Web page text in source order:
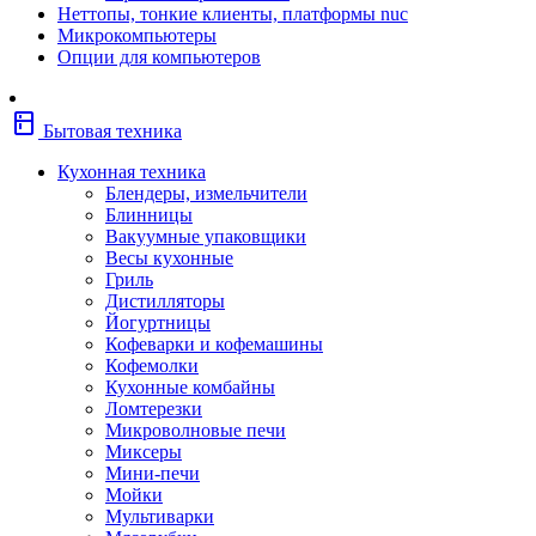
Фены
Щипцы
Электробритвы
Сушильные машины
Морозильные камеры
Плиты
Посудомоечные машины
Водонагреватели
Бойлеры
Встраиваемая техника
Варочные поверхности электрические
Духовые шкафы электрические
Неттопы, тонкие клиенты, платформы nuc
Микрокомпьютеры
Опции для компьютеров
kitchen Бытовая техника
Кухонная техника
Блендеры, измельчители
Блинницы
Вакуумные упаковщики
Весы кухонные
Гриль
Дистилляторы
Йогуртницы
Кофеварки и кофемашины
Кофемолки
Кухонные комбайны
Ломтерезки
Микроволновые печи
Миксеры
Мини-печи
Мойки
Мультиварки